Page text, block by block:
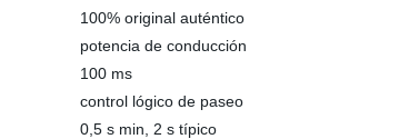
100% original auténtico
potencia de conducción
100 ms
control lógico de paseo
0,5 s min, 2 s típico